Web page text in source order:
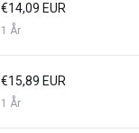
€14,09 EUR
1 År
€15,89 EUR
1 År